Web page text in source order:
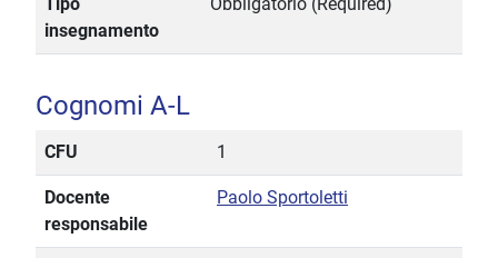
Tipo
insegnamento
Obbligatorio (Required)
Cognomi A-L
CFU 1
Docente
responsabile
Paolo Sportoletti